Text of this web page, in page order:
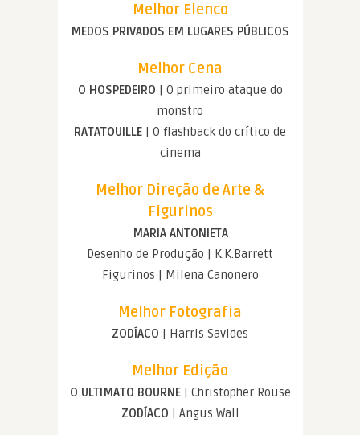
Melhor Elenco
MEDOS PRIVADOS EM LUGARES PÚBLICOS
Melhor Cena
O HOSPEDEIRO | O primeiro ataque do
monstro
RATATOUILLE | O flashback do crítico de
cinema
Melhor Direção de Arte &
Figurinos
MARIA ANTONIETA
Desenho de Produção | K.K.Barrett
Figurinos | Milena Canonero
Melhor Fotografia
ZODÍACO | Harris Savides
Melhor Edição
O ULTIMATO BOURNE| Christopher Rouse
ZODÍACO | Angus Wall